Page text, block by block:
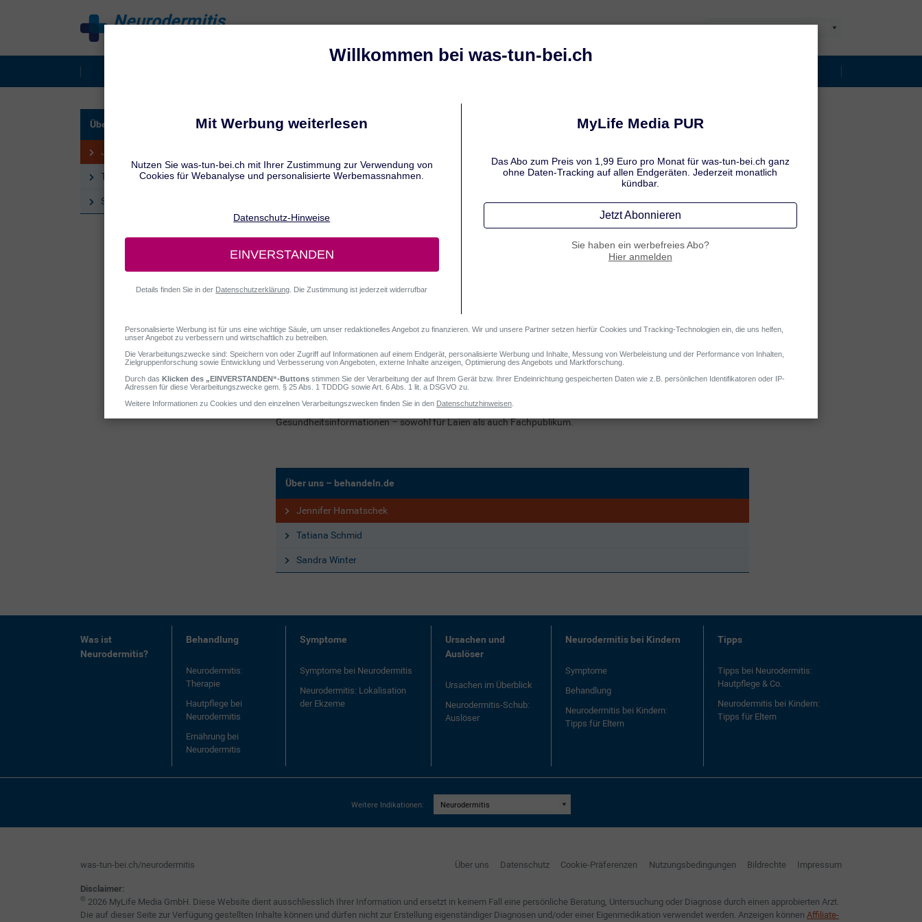
Neurodermitisbehandeln
Weitere Indikationen:
UNSERE AUTOREN
Jennifer Hamatschek
Chefredaktion Medizin und Pharmazie
Jennifer Hamatschek ist eine renommierte Fachjournalistin für
Medizin und Gesundheit, die seit über 15 Jahren komplexe
medizinische Inhalte zielgruppengerecht aufbereitet.
Ihr interdisziplinäres Studium der Germanistik und Pharmazie
an der Ludwig-Maximilians-Universität München (LMU) bildet
die Grundlage für ihre besondere Kombination aus sprachlicher
Nach ersten journalistischen Stationen im
Gesundheitsfernsehen, unter anderem für den Bayerischen
Rundfunk (BR), wechselte sie in den Fachverlag. Seit 2009 ist
sie Chef-Medizinredakteurin beim DVGE Deutschen Verlag für
Gesundheit und Ernährung sowie bei der MyLife Media GmbH.
Jennifer steht für evidenzbasierte, verständlich formulierte und medienübergreifend einsetzbare
Gesundheitsinformationen – sowohl für Laien als auch Fachpublikum.
Über uns – behandeln.de
Jennifer Hamatschek
Tatiana Schmid
Sandra Winter
Über uns – behandeln.de
Jennifer Hamatschek
Tatiana Schmid
Sandra Winter
Was ist
Neurodermitis?
Behandlung
Neurodermitis:
Therapie
Hautpflege bei
Neurodermitis
Ernährung bei
Neurodermitis
Symptome
Symptome bei Neurodermitis
Neurodermitis: Lokalisation
der Ekzeme
Ursachen und
Auslöser
Ursachen im Überblick
Neurodermitis-Schub:
Auslöser
Neurodermitis bei Kindern
Symptome
Behandlung
Neurodermitis bei Kindern:
Tipps für Eltern
Tipps
Tipps bei Neurodermitis:
Hautpflege & Co.
Neurodermitis bei Kindern:
Tipps für Eltern
Weitere Indikationen:
was-tun-bei.ch/neurodermitis Über uns Datenschutz Cookie-Präferenzen Nutzungsbedingungen Bildrechte Impressum
Disclaimer:
© 2026 MyLife Media GmbH. Diese Website dient ausschliesslich Ihrer Information und ersetzt in keinem Fall eine persönliche Beratung, Untersuchung oder Diagnose durch einen approbierten Arzt.
Die auf dieser Seite zur Verfügung gestellten Inhalte können und dürfen nicht zur Erstellung eigenständiger Diagnosen und/oder einer Eigenmedikation verwendet werden. Anzeigen können Affiliate-